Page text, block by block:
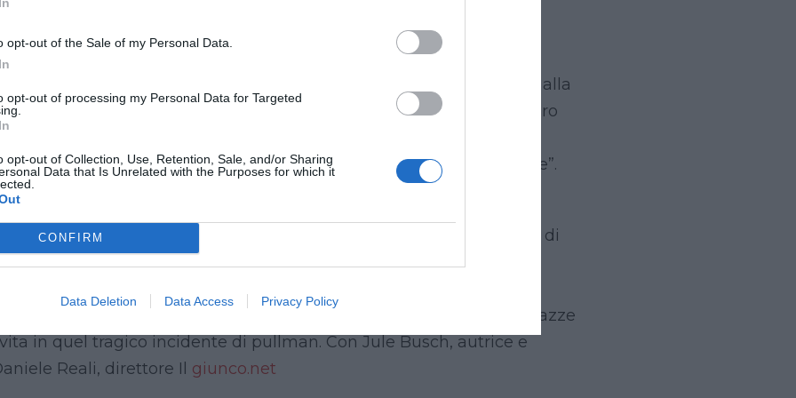
opt-out of the Sale of my Personal Data.
opt-out of processing my Personal Data for Targeted
opt-out of Collection, Use, Retention, Sale, and/or Sharing
Data that Is Unrelated with the Purposes for which it
CONFIRM
Data Deletion Data Access Privacy Policy
nei luoghi di Matteo Messina Denaro, il latitante a capo di Cosa
raccontano quei giorni di reportage: Il suo programma quotidiano alla
di informazione TP24 che ha fondato e che dirige tuttora. Il lavoro
Le querele, le denunce, le inchieste, i piccoli e grandi sgarbi che
vita come la sua, quella di giornalista non “resistente ma residente”.
direttore di Tp24.
infranto di Elena Maestrini”. Dal quotidiano Il Giunco al racconto di
dei tragici fatti accaduti il 20 marzo 2016 al chilometro 333
Valencia e Barcellona, all’altezza di Freginals, in Catalogna,
dimenticare la storia di Elena Maestrini e delle altre dodici ragazze
in quel tragico incidente di pullman. Con Jule Busch, autrice e
Reali, direttore Il giunco.net